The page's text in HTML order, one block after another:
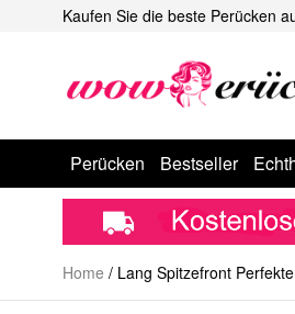
Kaufen Sie die beste Perücken
Perücken Bestseller
Home / Lang Spitzefront